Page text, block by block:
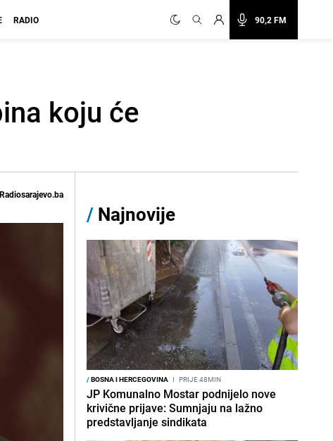
90,2 FM
RADIO
koju će
Radiosarajevo.ba
/ Najnovije
/BOSNA I HERCEGOVINA I PRIJE 48MIN
JP Komunalno Mostar podnijelo nove
krivične prijave: Sumnjaju na lažno
predstavljanje sindikata